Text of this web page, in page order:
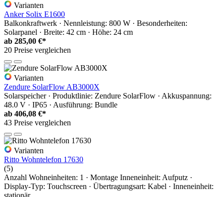
Varianten
Anker Solix E1600
Balkonkraftwerk · Nennleistung: 800 W · Besonderheiten:
Solarpanel · Breite: 42 cm · Höhe: 24 cm
ab 285,00 €*
20 Preise vergleichen
Varianten
Zendure SolarFlow AB3000X
Solarspeicher · Produktlinie: Zendure SolarFlow · Akkuspannung:
48.0 V · IP65 · Ausführung: Bundle
ab 406,08 €*
43 Preise vergleichen
Varianten
Ritto Wohntelefon 17630
(5)
Anzahl Wohneinheiten: 1 · Montage Inneneinheit: Aufputz ·
Display-Typ: Touchscreen · Übertragungsart: Kabel · Inneneinheit:
stationär